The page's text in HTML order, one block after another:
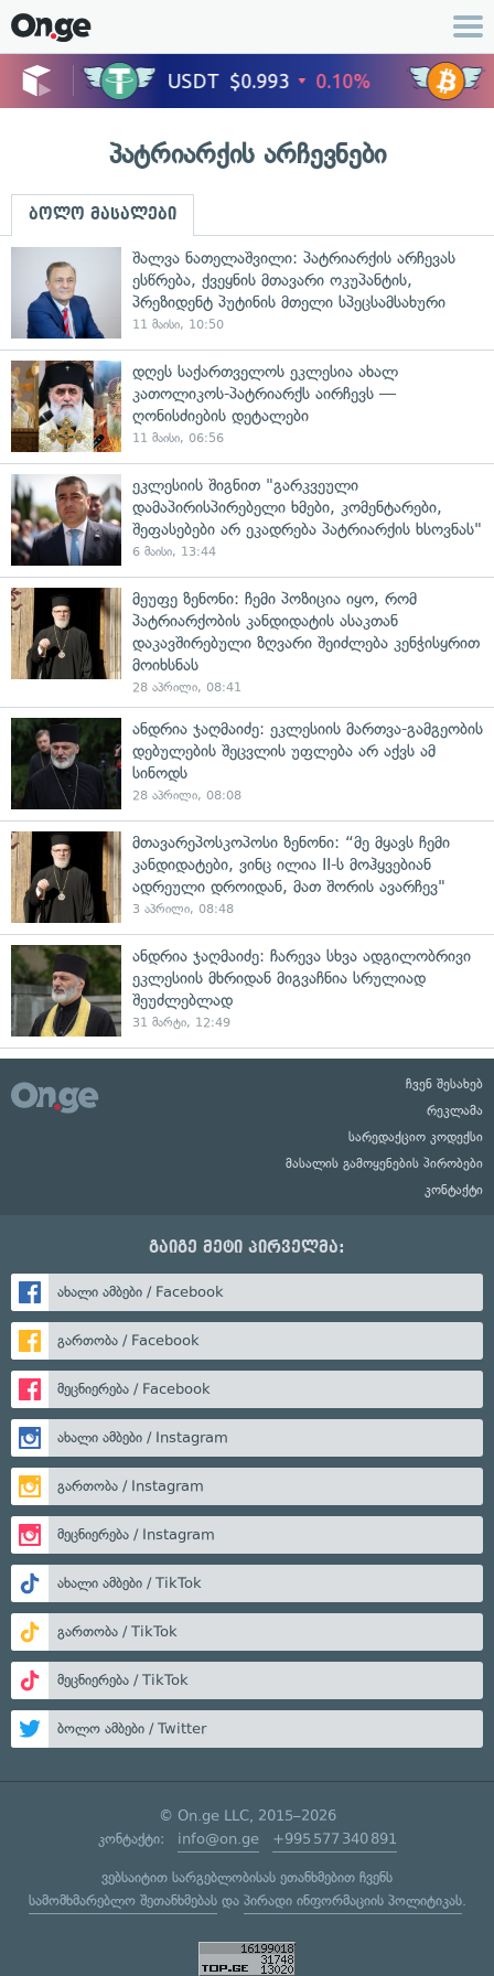
პატრიარქის არჩევნები
ბოლო მასალები
შალვა ნათელაშვილი: პატრიარქის არჩევას
ესწრება, ქვეყნის მთავარი ოკუპანტის,
პრეზიდენტ პუტინის მთელი სპეცსამსახური
11 მაისი, 10:50
დღეს საქართველოს ეკლესია ახალ
კათოლიკოს-პატრიარქს აირჩევს —
ღონისძიების დეტალები
11 მაისი, 06:56
ეკლესიის შიგნით "გარკვეული
დამაპირისპირებელი ხმები, კომენტარები,
შეფასებები არ ეკადრება პატრიარქის ხსოვნას"
6 მაისი, 13:44
მეუფე ზენონი: ჩემი პოზიცია იყო, რომ
პატრიარქობის კანდიდატის ასაკთან
დაკავშირებული ზღვარი შეიძლება კენჭისყრით
მოიხსნას
28 აპრილი, 08:41
ანდრია ჯაღმაიძე: ეკლესიის მართვა-გამგეობის
დებულების შეცვლის უფლება არ აქვს ამ
სინოდს
28 აპრილი, 08:08
მთავარეპოსკოპოსი ზენონი: “მე მყავს ჩემი
კანდიდატები, ვინც ილია II-ს მოჰყვებიან
ადრეული დროიდან, მათ შორის ავარჩევ"
3 აპრილი, 08:48
ანდრია ჯაღმაიძე: ჩარევა სხვა ადგილობრივი
ეკლესიის მხრიდან მიგვაჩნია სრულიად
შეუძლებლად
31 მარტი, 12:49
ჩვენ შესახებ
რეკლამა
სარედაქციო კოდექსი
მასალის გამოყენების პირობები
კონტაქტი
გაიგე მეტი პირველმა:
ახალი ამბები / Facebook
გართობა / Facebook
მეცნიერება / Facebook
ახალი ამბები / Instagram
გართობა / Instagram
მეცნიერება / Instagram
ახალი ამბები / TikTok
გართობა / TikTok
მეცნიერება / TikTok
ბოლო ამბები / Twitter
© On.ge LLC, 2015–2026
კონტაქტი: info@on.ge +995 577 340 891
ვებსაიტით სარგებლობისას ეთანხმებით ჩვენს
სამომხმარებლო შეთანხმებასდა პირადი ინფორმაციის პოლიტიკას.